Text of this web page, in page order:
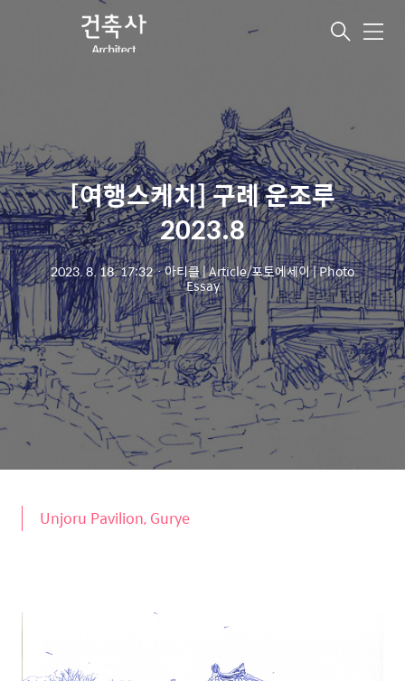
메
[여행스케치] 구례 운조루
2023.8
2023. 8. 18. 17:32ㆍ아티클 | Article/포토에세이 | Photo
Essay
Unjoru Pavilion, Gurye